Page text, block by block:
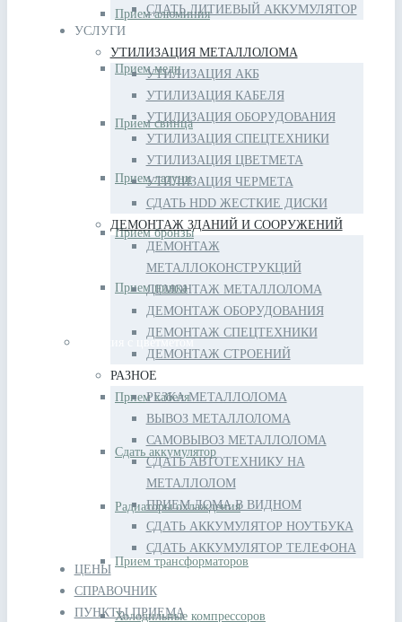
Прием алюминия
Прием меди
Прием свинца
Прием латуни
Прием бронзы
Прием цинка
Изделия с цветметом
Прием кабеля
Сдать аккумулятор
Радиаторы охлаждения
Прием трансформаторов
Холодильные компрессоров
СДАТЬ ЛИТИЕВЫЙ АККУМУЛЯТОР
УСЛУГИ
УТИЛИЗАЦИЯ МЕТАЛЛОЛОМА
УТИЛИЗАЦИЯ АКБ
УТИЛИЗАЦИЯ КАБЕЛЯ
УТИЛИЗАЦИЯ ОБОРУДОВАНИЯ
УТИЛИЗАЦИЯ СПЕЦТЕХНИКИ
УТИЛИЗАЦИЯ ЦВЕТМЕТА
УТИЛИЗАЦИЯ ЧЕРМЕТА
СДАТЬ HDD ЖЕСТКИЕ ДИСКИ
ДЕМОНТАЖ ЗДАНИЙ И СООРУЖЕНИЙ
ДЕМОНТАЖ
МЕТАЛЛОКОНСТРУКЦИЙ
ДЕМОНТАЖ МЕТАЛЛОЛОМА
ДЕМОНТАЖ ОБОРУДОВАНИЯ
ДЕМОНТАЖ СПЕЦТЕХНИКИ
ДЕМОНТАЖ СТРОЕНИЙ
РАЗНОЕ
РЕЗКА МЕТАЛЛОЛОМА
ВЫВОЗ МЕТАЛЛОЛОМА
САМОВЫВОЗ МЕТАЛЛОЛОМА
СДАТЬ АВТОТЕХНИКУ НА
МЕТАЛЛОЛОМ
ПРИЕМ ЛОМА В ВИДНОМ
СДАТЬ АККУМУЛЯТОР НОУТБУКА
СДАТЬ АККУМУЛЯТОР ТЕЛЕФОНА
ЦЕНЫ
СПРАВОЧНИК
ПУНКТЫ ПРИЕМА